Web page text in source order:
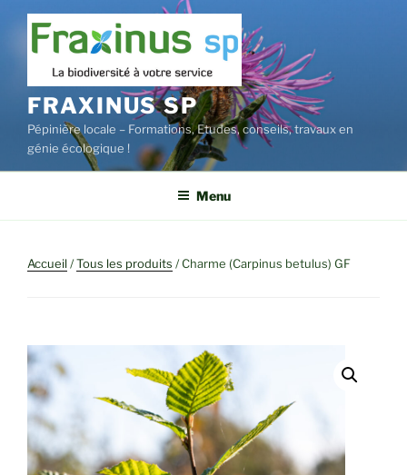
Aller
contenu
principal
FRAXINUS SP
Pépinière locale – Formations, Etudes, conseils, travaux en
génie écologique !
Menu
Accueil/Tous les produits / Charme (Carpinus betulus) GF